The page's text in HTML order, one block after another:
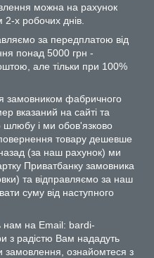
можна на рахунок
х робочих днів.
за передплатою від
понад 5000 грн -
але тільки при 100%
фабричного
вказаний на сайті та
шлюбу і ми обов'язково
товару дешевше
(за наш рахунок) ми
Приватбанку замовника
та відправляємо за наш
суму від наступного
нам на Email: bardi-
з радістю Вам нададуть
замовлення, ознайомтеся з